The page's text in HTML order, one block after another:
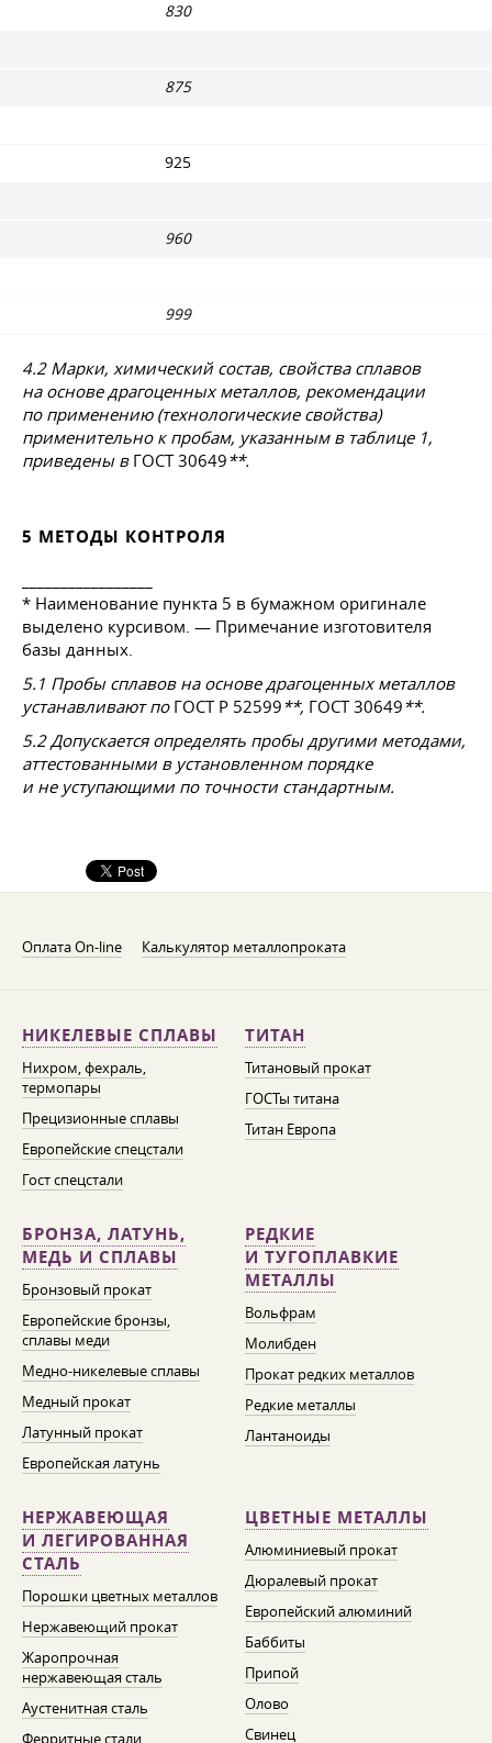
830
875
925
960
999
4.2 Марки, химический состав, свойства сплавов
на основе драгоценных металлов, рекомендации
по применению (технологические свойства)
применительно к пробам, указанным в таблице 1,
приведены в ГОСТ 30649**.
5 МЕТОДЫ КОНТРОЛЯ
* Наименование пункта 5 в бумажном оригинале
выделено курсивом. — Примечание изготовителя
базы данных.
5.1 Пробы сплавов на основе драгоценных металлов
устанавливают поГОСТ Р 52599**, ГОСТ 30649**.
5.2 Допускается определять пробы другими методами,
аттестованными в установленном порядке
и не уступающими по точности стандартным.
Оплата On-line Калькулятор металлопроката
НИКЕЛЕВЫЕ СПЛАВЫ
Нихром, фехраль,
термопары
Прецизионные сплавы
Европейские спецстали
Гост спецстали
ТИТАН
Титановый прокат
ГОСТы титана
Титан Европа
БРОНЗА, ЛАТУНЬ,
МЕДЬ И СПЛАВЫ
Бронзовый прокат
Европейские бронзы,
сплавы меди
Медно-никелевые сплавы
Медный прокат
Латунный прокат
Европейская латунь
РЕДКИЕ
И ТУГОПЛАВКИЕ
МЕТАЛЛЫ
Вольфрам
Молибден
Прокат редких металлов
Редкие металлы
Лантаноиды
НЕРЖАВЕЮЩАЯ
И ЛЕГИРОВАННАЯ
СТАЛЬ
Порошки цветных металлов
Нержавеющий прокат
Жаропрочная
нержавеющая сталь
Аустенитная сталь
Ферритные стали
ЦВЕТНЫЕ МЕТАЛЛЫ
Алюминиевый прокат
Дюралевый прокат
Европейский алюминий
Баббиты
Припой
Олово
Свинец